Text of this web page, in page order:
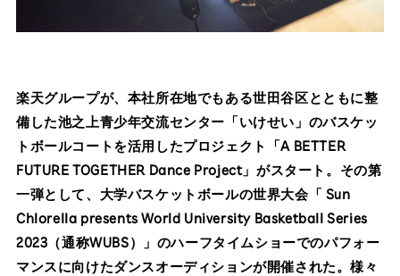
楽天グループが、本社所在地でもある世田谷区とともに整
備した池之上青少年交流センター「いけせい」のバスケッ
トボールコートを活用したプロジェクト「A BETTER
FUTURE TOGETHER Dance Project」がスタート。その第
一弾として、大学バスケットボールの世界大会「 Sun
Chlorella presents World University Basketball Series
2023（通称WUBS）」のハーフタイムショーでのパフォー
マンスに向けたダンスオーディションが開催された。様々